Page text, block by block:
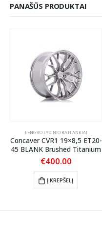
PANAŠŪS PRODUKTAI
LENGVO LYDINIO RATLANKIAI
Concaver CVR1 19×8,5 ET20-
45 BLANK Brushed Titanium
€400.00
Į KREPŠELĮ